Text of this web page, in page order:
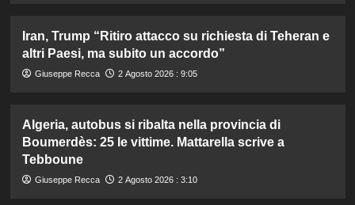
Iran, Trump “Ritiro attacco su richiesta di Teheran e
altri Paesi, ma subito un accordo”
Giuseppe Recca 2 Agosto 2026 : 9:05
Algeria, autobus si ribalta nella provincia di
Boumerdès: 25 le vittime. Mattarella scrive a
Tebboune
Giuseppe Recca 2 Agosto 2026 : 3:10